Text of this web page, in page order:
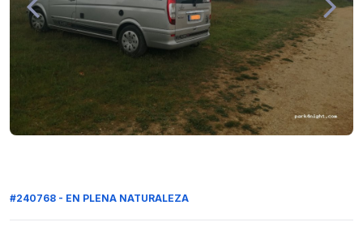
#240768 - EN PLENA NATURALEZA